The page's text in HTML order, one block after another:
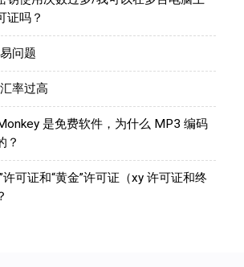
证吗？
问题
率过高
是免费软件，为什么 MP3 编码
？
许可证和“黄金”许可证（xy 许可证和终